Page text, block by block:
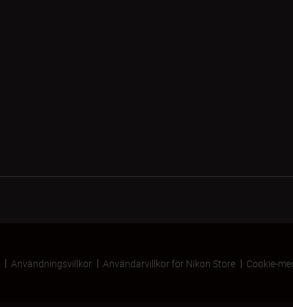
Användningsvillkor Användarvillkor för Nikon Store Cookie-